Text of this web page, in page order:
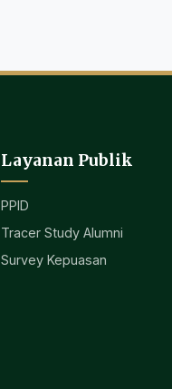
Layanan Publik
PPID
Tracer Study Alumni
Survey Kepuasan